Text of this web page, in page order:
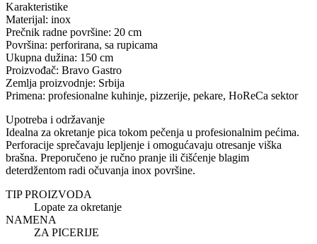
Karakteristike
Materijal: inox
Prečnik radne površine: 20 cm
Površina: perforirana, sa rupicama
Ukupna dužina: 150 cm
Proizvođač: Bravo Gastro
Zemlja proizvodnje: Srbija
Primena: profesionalne kuhinje, pizzerije, pekare, HoReCa sektor
Upotreba i održavanje
Idealna za okretanje pica tokom pečenja u profesionalnim pećima.
Perforacije sprečavaju lepljenje i omogućavaju otresanje viška
brašna. Preporučeno je ručno pranje ili čišćenje blagim
deterdžentom radi očuvanja inox površine.
TIP PROIZVODA
Lopate za okretanje
NAMENA
ZA PICERIJE